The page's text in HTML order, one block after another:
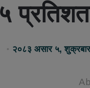
प्रतिशत
२०८३ असार ५,